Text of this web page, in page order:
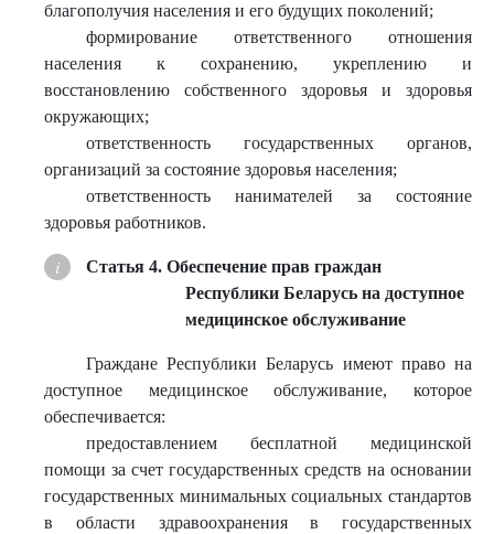
благополучия населения и его будущих поколений;
формирование ответственного отношения
населения к сохранению, укреплению и
восстановлению собственного здоровья и здоровья
окружающих;
ответственность государственных органов,
организаций за состояние здоровья населения;
ответственность нанимателей за состояние
здоровья работников.
Статья 4. Обеспечение прав граждан
Республики Беларусь на доступное
медицинское обслуживание
Граждане Республики Беларусь имеют право на
доступное медицинское обслуживание, которое
обеспечивается:
предоставлением бесплатной медицинской
помощи за счет государственных средств на основании
государственных минимальных социальных стандартов
в области здравоохранения в государственных